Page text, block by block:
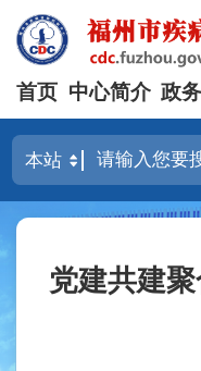
首页 中心简介 政
党建共建